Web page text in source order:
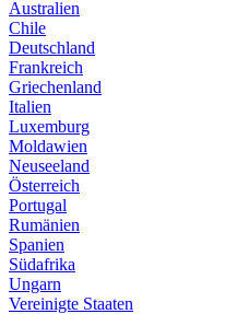
Australien
Chile
Deutschland
Frankreich
Griechenland
Italien
Luxemburg
Moldawien
Neuseeland
Österreich
Portugal
Rumänien
Spanien
Südafrika
Ungarn
Vereinigte Staaten